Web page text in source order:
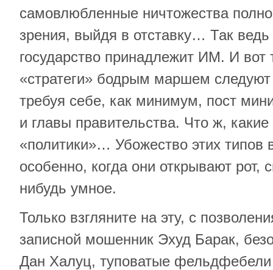
самовлюбленные ничтожества
зрения, выйдя в отставку… Так
государство принадлежит ИМ. И
«стратеги» бодрым маршем следуют
требуя себе, как минимум, пост
и главы правительства. Что ж, какие
«политики»… Убожество этих типов
особенно, когда они открывают рот,
нибудь умное.
Только взгляните на эту, с
записной мошенник Эхуд Барак,
Дан Халуц, туповатые